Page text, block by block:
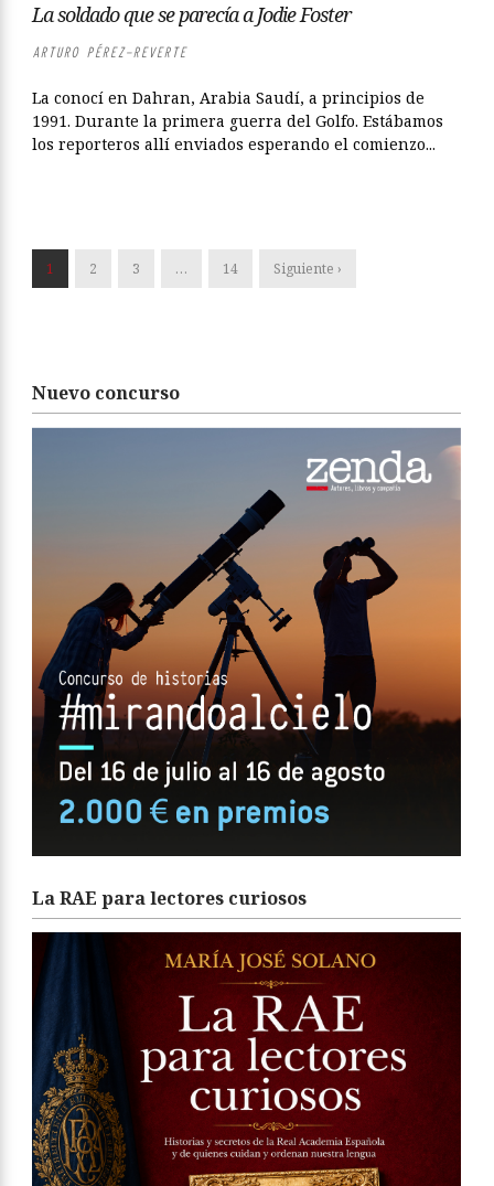
La soldado que se parecía a Jodie Foster
ARTURO PÉREZ-REVERTE
La conocí en Dahran, Arabia Saudí, a principios de
1991. Durante la primera guerra del Golfo. Estábamos
los reporteros allí enviados esperando el comienzo...
1 2 3 … 14 Siguiente ›
Nuevo concurso
La RAE para lectores curiosos